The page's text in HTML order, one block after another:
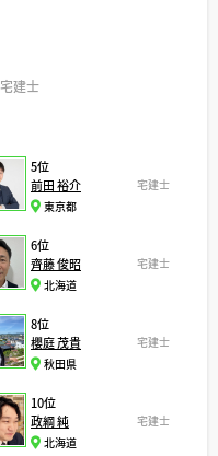
宅建士
5位
前田 裕介
宅建士
東京都
6位
齊藤 俊昭
宅建士
北海道
8位
櫻庭 茂貴
宅建士
秋田県
10位
政綱 純
宅建士
北海道